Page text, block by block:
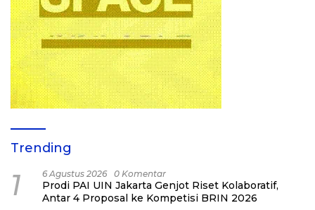
Trending
1 6 Agustus 2026 0 Komentar
Prodi PAI UIN Jakarta Genjot Riset Kolaboratif,
Antar 4 Proposal ke Kompetisi BRIN 2026